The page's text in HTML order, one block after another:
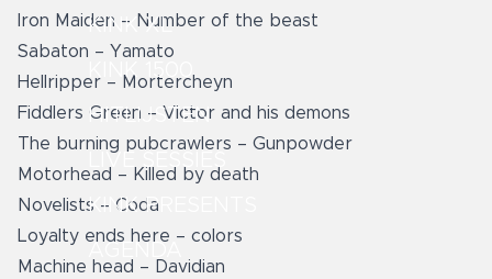
KINK XL
KINK 1500
HITLIJSTEN
KINK PRESENTS
Iron Maiden – Number of the beast
Sabaton – Yamato
Hellripper – Mortercheyn
Fiddlers Green – Victor and his demons
The burning pubcrawlers – Gunpowder
Motorhead – Killed by death
Novelists – Coda
Loyalty ends here – colors
Machine head – Davidian